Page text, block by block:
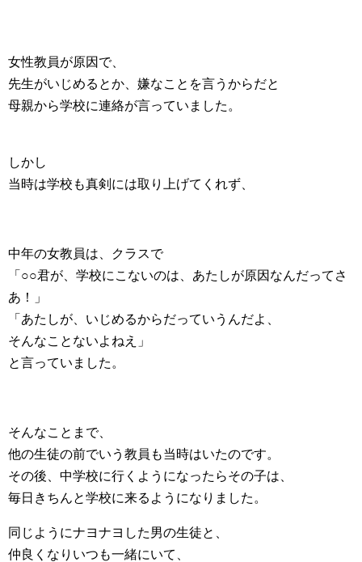
女性教員が原因で、
先生がいじめるとか、嫌なことを言うからだと
母親から学校に連絡が言っていました。
しかし
当時は学校も真剣には取り上げてくれず、
中年の女教員は、クラスで
「○○君が、学校にこないのは、あたしが原因なんだってさ
あ！」
「あたしが、いじめるからだっていうんだよ、
そんなことないよねえ」
と言っていました。
そんなことまで、
他の生徒の前でいう教員も当時はいたのです。
その後、中学校に行くようになったらその子は、
毎日きちんと学校に来るようになりました。
同じようにナヨナヨした男の生徒と、
仲良くなりいつも一緒にいて、